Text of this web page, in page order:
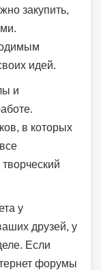
закупить,
идей.
и
в которых
у
друзей, у
Если
форумы